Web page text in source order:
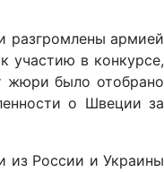
разгромлены армией
участию в конкурсе,
жюри было отобрано
о Швеции за
из России и Украины